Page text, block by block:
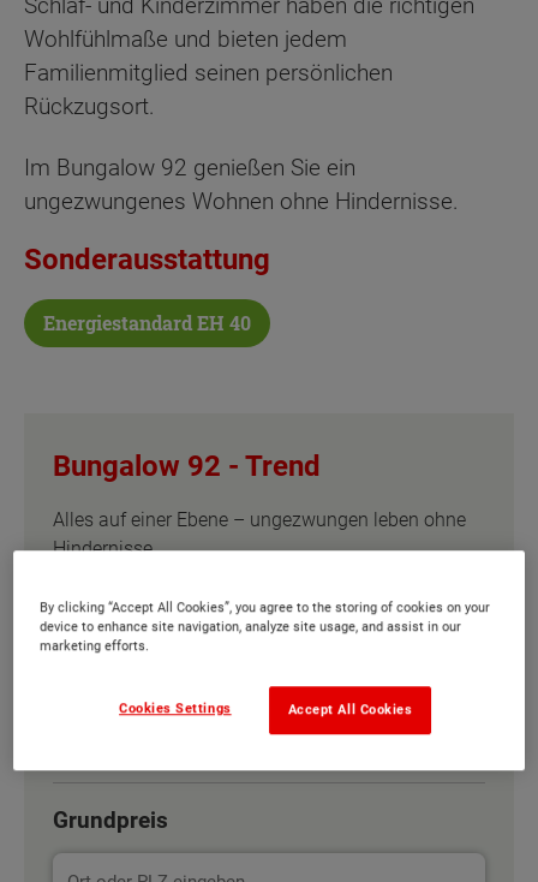
Schlaf- und Kinderzimmer haben die richtigen
Wohlfühlmaße und bieten jedem
Familienmitglied seinen persönlichen
Rückzugsort.
Im Bungalow 92 genießen Sie ein
ungezwungenes Wohnen ohne Hindernisse.
Sonderausstattung
Energiestandard EH 40
Bungalow 92 - Trend
Alles auf einer Ebene – ungezwungen leben ohne
Hindernisse
Wählen Sie eine Variante:
Klinker
Grundpreis
By clicking “Accept All Cookies”, you agree to the storing of cookies on your
device to enhance site navigation, analyze site usage, and assist in our
marketing efforts.
Accept All Cookies
Cookies Settings